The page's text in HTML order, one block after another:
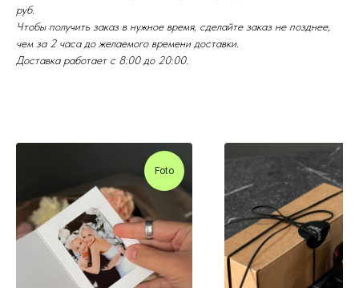
руб.
Чтобы получить заказ в нужное время, сделайте заказ не позднее,
чем за 2 часа до желаемого времени доставки.
Доставка работает с 8:00 до 20:00.
Foto